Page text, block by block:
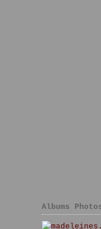
Albums